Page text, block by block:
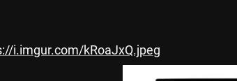
i.imgur.com/kRoaJxQ.jpeg